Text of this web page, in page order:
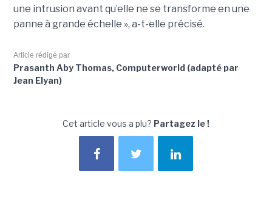
une intrusion avant qu’elle ne se transforme en une
panne à grande échelle », a-t-elle précisé.
Article rédigé par
Prasanth Aby Thomas, Computerworld (adapté par
Jean Elyan)
Cet article vous a plu? Partagez le !